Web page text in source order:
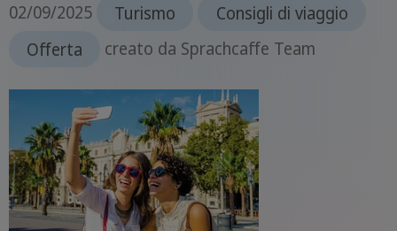
02/09/2025 Turismo
Consigli di viaggio
Offerta
creato da Sprachcaffe Team